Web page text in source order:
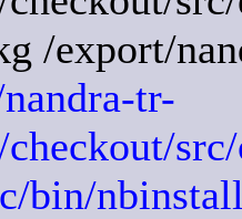
/export/
tr-
checkout/
bin/